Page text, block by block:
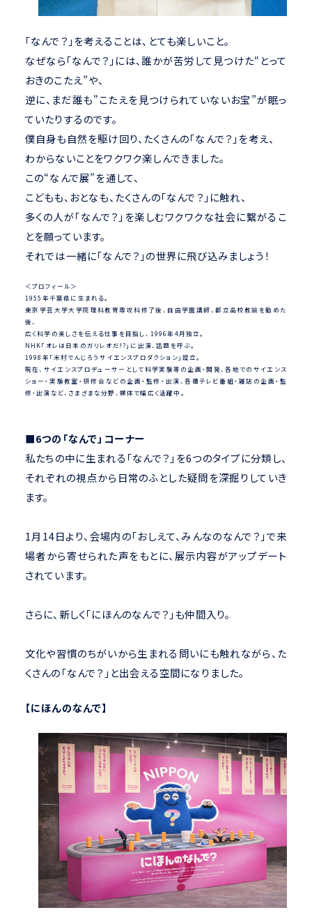
「なんで？」を考えることは、とても楽しいこと。
なぜなら「なんで？」には、誰かが苦労して見つけた“とって
おきのこたえ”や、
逆に、まだ誰も"こたえを見つけられていないお宝”が眠っ
ていたりするのです。
僕自身も自然を駆け回り、たくさんの「なんで？」を考え、
わからないことをワクワク楽しんできました。
この“なんで展”を通して、
こどもも、おとなも、たくさんの「なんで？」に触れ、
多くの人が「なんで？」を楽しむワクワクな社会に繋がるこ
とを願っています。
それでは一緒に「なんで？」の世界に飛び込みましょう！
＜プロフィール＞
1955年千葉県に生まれる。
東京学芸大学大学院理科教育専攻科修了後、自由学園講師、都立高校教諭を勤めた
後、
広く科学の楽しさを伝える仕事を目指し、1996年4月独立。
NHK「オレは日本のガリレオだ!?」に出演、話題を呼ぶ。
1998年「米村でんじろうサイエンスプロダクション」設立。
現在、サイエンスプロデューサーとして科学実験等の企画・開発、各地でのサイエンス
ショー・実験教室・研修会などの企画・監修・出演、各種テレビ番組・雑誌の企画・監
修・出演など、さまざまな分野、媒体で幅広く活躍中。
■6つの「なんで」コーナー
私たちの中に生まれる「なんで？」を6つのタイプに分類し、
それぞれの視点から日常のふとした疑問を深掘りしていき
ます。
1月14日より、会場内の「おしえて、みんなのなんで？」で来
場者から寄せられた声をもとに、展示内容がアップデート
されています。
さらに、新しく「にほんのなんで？」も仲間入り。
文化や習慣のちがいから生まれる問いにも触れながら、た
くさんの「なんで？」と出会える空間になりました。
【にほんのなんで】